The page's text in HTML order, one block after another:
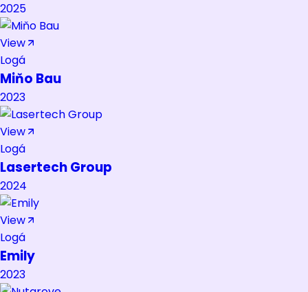
2025
View
Logá
Miňo Bau
2023
View
Logá
Lasertech Group
2024
View
Logá
Emily
2023